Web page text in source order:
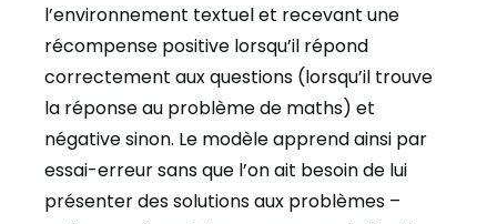
l’environnement textuel et recevant une
récompense positive lorsqu’il répond
correctement aux questions (lorsqu’il trouve
la réponse au problème de maths) et
négative sinon. Le modèle apprend ainsi par
essai-erreur sans que l’on ait besoin de lui
présenter des solutions aux problèmes –